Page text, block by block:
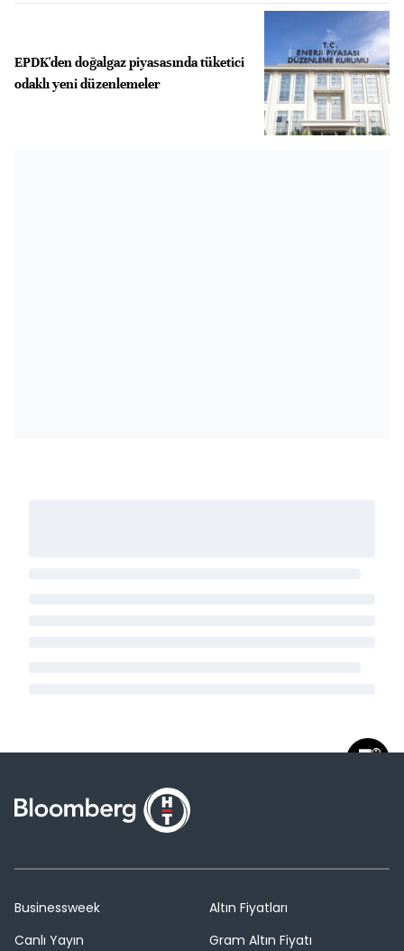
EPDK'den doğalgaz piyasasında tüketici
odaklı yeni düzenlemeler
Businessweek
Canlı Yayın
Altın Fiyatları
Gram Altın Fiyatı